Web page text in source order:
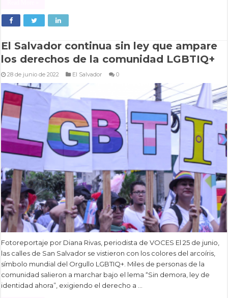
El Salvador continua sin ley que ampare
los derechos de la comunidad LGBTIQ+
28 de junio de 2022 El Salvador 0
Fotoreportaje por Diana Rivas, periodista de VOCES El 25 de junio,
las calles de San Salvador se vistieron con los colores del arcoíris,
símbolo mundial del Orgullo LGBTIQ+. Miles de personas de la
comunidad salieron a marchar bajo el lema “Sin demora, ley de
identidad ahora”, exigiendo el derecho a …